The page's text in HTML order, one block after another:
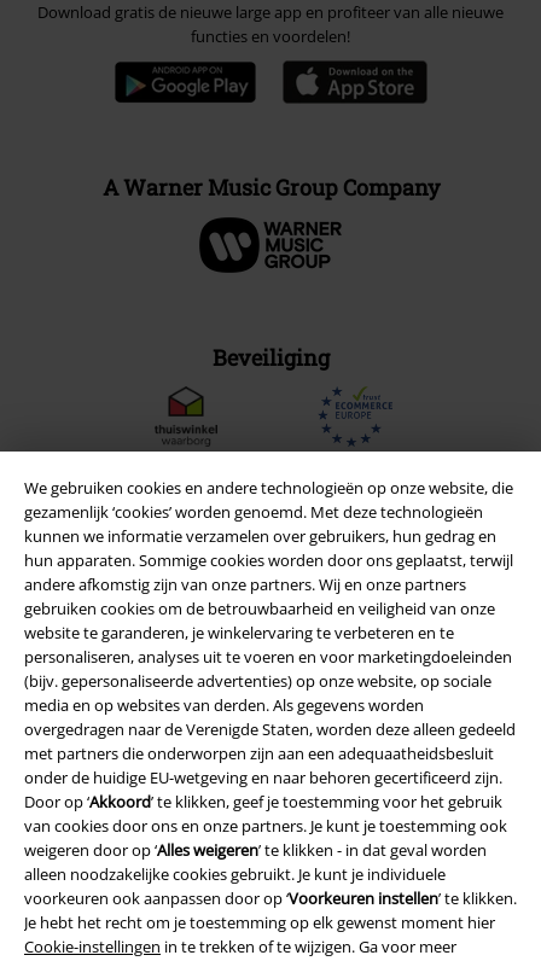
We gebruiken cookies en andere technologieën op onze website, die
gezamenlijk ‘cookies’ worden genoemd. Met deze technologieën
kunnen we informatie verzamelen over gebruikers, hun gedrag en
hun apparaten. Sommige cookies worden door ons geplaatst, terwijl
andere afkomstig zijn van onze partners. Wij en onze partners
gebruiken cookies om de betrouwbaarheid en veiligheid van onze
website te garanderen, je winkelervaring te verbeteren en te
personaliseren, analyses uit te voeren en voor marketingdoeleinden
(bijv. gepersonaliseerde advertenties) op onze website, op sociale
media en op websites van derden. Als gegevens worden
overgedragen naar de Verenigde Staten, worden deze alleen gedeeld
met partners die onderworpen zijn aan een adequaatheidsbesluit
onder de huidige EU-wetgeving en naar behoren gecertificeerd zijn.
Door op ‘Akkoord’ te klikken, geef je toestemming voor het gebruik
van cookies door ons en onze partners. Je kunt je toestemming ook
weigeren door op ‘Alles weigeren’ te klikken - in dat geval worden
alleen noodzakelijke cookies gebruikt. Je kunt je individuele
voorkeuren ook aanpassen door op ‘Voorkeuren instellen’ te klikken.
Je hebt het recht om je toestemming op elk gewenst moment hier
Cookie-instellingen in te trekken of te wijzigen. Ga voor meer
Download gratis de nieuwe large app en profiteer van alle nieuwe
functies en voordelen!
A Warner Music Group Company
Beveiliging
Legal
Algemene Voorwaarden
Bedrijfsgegevens
Privacyverklaring
Verklaring van conformiteit